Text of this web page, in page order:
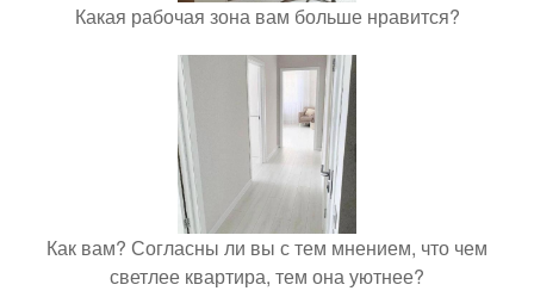
Какая рабочая зона вам больше нравится?
Как вам? Согласны ли вы с тем мнением, что чем
светлее квартира, тем она уютнее?